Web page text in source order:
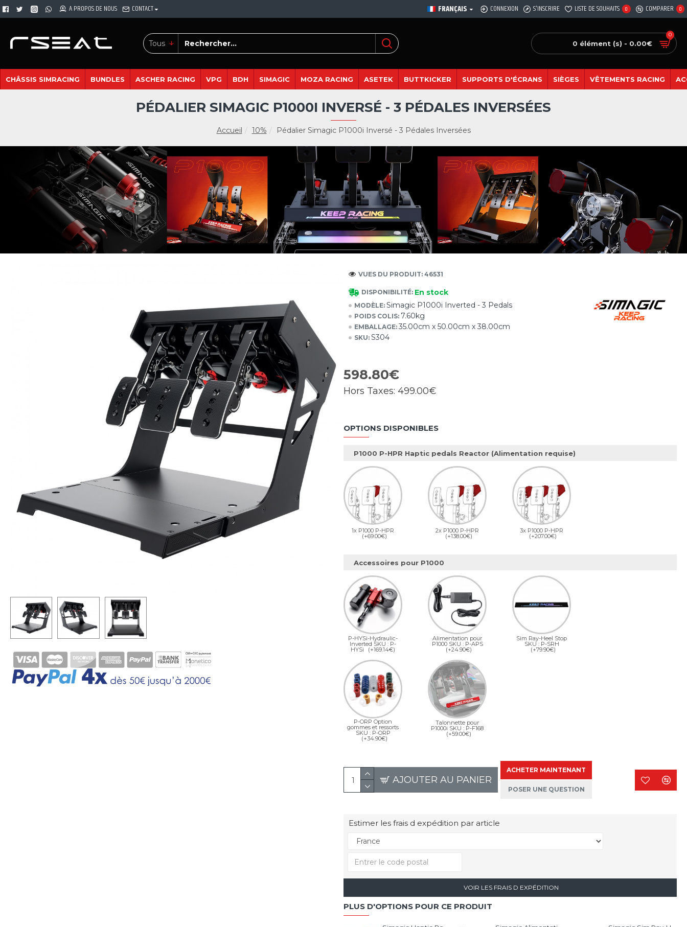
A PROPOS DE NOUS CONTACT FRANÇAIS CONNEXION S'INSCRIRE LISTE DE SOUHAITS 0 COMPARER 0
Tous 0 élément (s) - 0.00€
0
CHÂSSIS SIMRACING BUNDLES ASCHER RACING VPG BDH SIMAGIC MOZA RACING ASETEK BUTTKICKER SUPPORTS D'ÉCRANS SIÈGES VÊTEMENTS RACING
Accueil 10% Pédalier Simagic P1000i Inversé - 3 Pédales Inversées
PÉDALIER SIMAGIC P1000I INVERSÉ - 3 PÉDALES INVERSÉES
DISPONIBILITÉ: En stock
MODÈLE: Simagic P1000i Inverted - 3 Pedals
POIDS COLIS: 7.60kg
EMBALLAGE: 35.00cm x 50.00cm x 38.00cm
SKU: S304
VUES DU PRODUIT: 46531
598.80€
Hors Taxes: 499.00€
OPTIONS DISPONIBLES
P1000 P-HPR Haptic pedals Reactor (Alimentation requise)
1x P1000 P-HPR
(+69.00€)
2x P1000 P-HPR
(+138.00€)
3x P1000 P-HPR
(+207.00€)
Accessoires pour P1000
P-HYSi-Hydraulic-
Inverted SKU : P-
HYSi (+169.14€)
Alimentation pour
P1000 SKU : P-APS
(+24.90€)
Sim Ray-Heel Stop
SKU : P-SRH
(+79.90€)
P-ORP Option
gommes et ressorts
SKU : P-ORP
(+34.90€)
Talonnette pour
P1000i SKU : P-F168
(+59.00€)
AJOUTER AU PANIER
ACHETER MAINTENANT
POSER UNE QUESTION
Estimer les frais d expédition par article
VOIR LES FRAIS D EXPÉDITION
PLUS D'OPTIONS POUR CE PRODUIT